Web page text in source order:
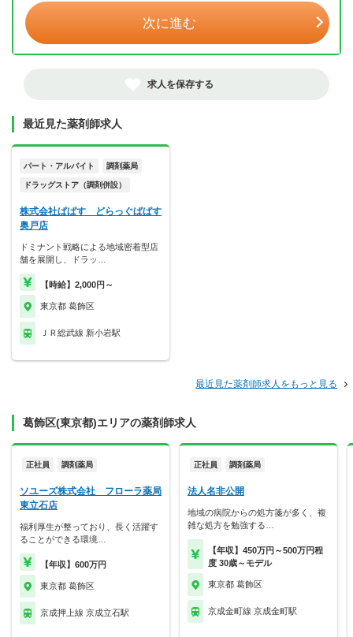
次に進む
求人を保存する
最近見た薬剤師求人
パート・アルバイト 調剤薬局
ドラッグストア（調剤併設）
株式会社ぱぱす どらっぐぱぱす
奥戸店
ドミナント戦略による地域密着型店
舗を展開し、ドラッ…
【時給】2,000円～
東京都 葛飾区
ＪＲ総武線 新小岩駅
最近見た薬剤師求人をもっと見る
葛飾区(東京都)エリアの薬剤師求人
正社員 調剤薬局
ソユーズ株式会社 フローラ薬局
東立石店
福利厚生が整っており、長く活躍す
ることができる環境…
【年収】600万円
東京都 葛飾区
京成押上線 京成立石駅
正社員 調剤薬局
法人名非公開
地域の病院からの処方箋が多く、複
雑な処方を勉強する…
【年収】450万円～500万円程
度 30歳～モデル
東京都 葛飾区
京成金町線 京成金町駅